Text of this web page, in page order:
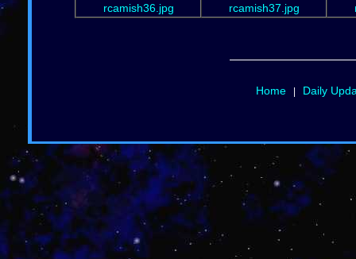
rcamish36.jpg rcamish37.jpg
Home| Daily